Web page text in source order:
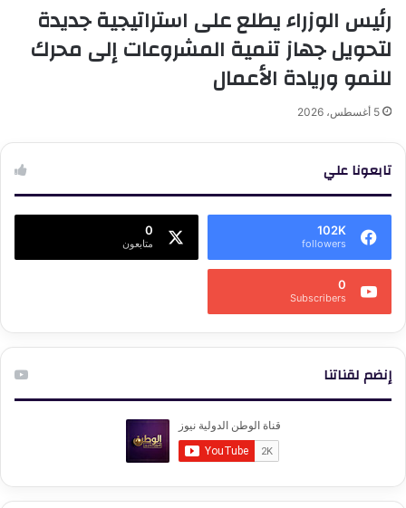
رئيس الوزراء يطلع على استراتيجية جديدة
لتحويل جهاز تنمية المشروعات إلى محرك
للنمو وريادة الأعمال
5 أغسطس، 2026
تابعونا علي
102K
followers
0
متابعون
0
Subscribers
إنضم لقناتنا